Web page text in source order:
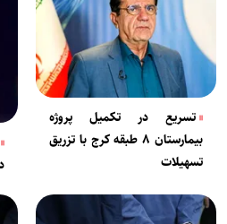
تسریع در تکمیل پروژه
بیمارستان ۸ طبقه کرج با تزریق
تسهیلات